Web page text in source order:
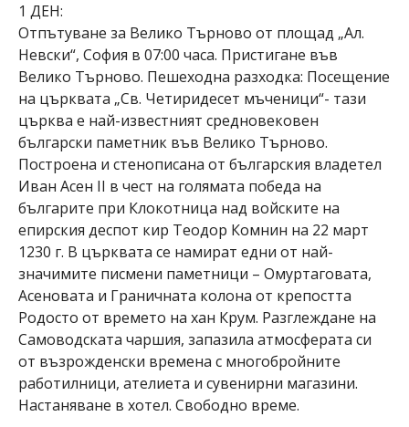
1 ДЕН:
Отпътуване за Велико Търново от площад „Ал.
Невски“, София в 07:00 часа. Пристигане във
Велико Търново. Пешеходна разходка: Посещение
на църквата „Св. Четиридесет мъченици“- тази
църква е най-известният средновековен
български паметник във Велико Търново.
Построена и стенописана от българския владетел
Иван Асен II в чест на голямата победа на
българите при Клокотница над войските на
епирския деспот кир Теодор Комнин на 22 март
1230 г. В църквата се намират едни от най-
значимите писмени паметници – Омуртаговата,
Асеновата и Граничната колона от крепостта
Родосто от времето на хан Крум. Разглеждане на
Самоводската чаршия, запазила атмосферата си
от възрожденски времена с многобройните
работилници, ателиета и сувенирни магазини.
Настаняване в хотел. Свободно време.